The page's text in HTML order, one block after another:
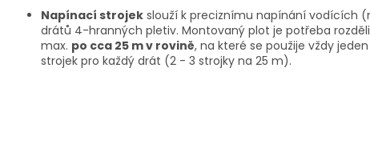
Napínací strojek slouží k preciznímu napínání vodících
drátů 4-hranných pletiv. Montovaný plot je potřeba
max. po cca 25 m v rovině, na které se použije vždy
strojek pro každý drát (2 - 3 strojky na 25 m).